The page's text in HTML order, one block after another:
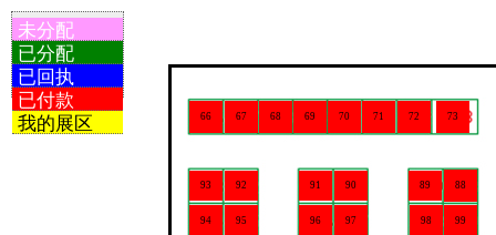
未分配
已分配
已回执
已付款
我的展区
66 67 68 69 70 71 72 73
88
89
90
91
92
93
94 95 96 97 98 99